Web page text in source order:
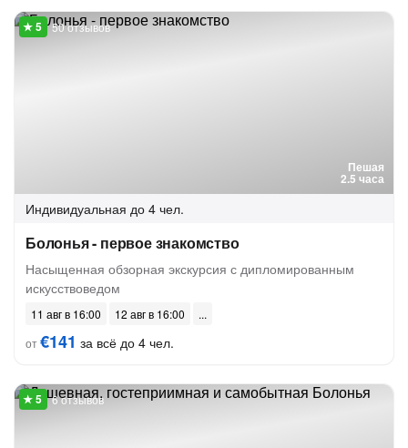
Пешая
2.5 часа
50 отзывов
Индивидуальная до 4 чел.
Болонья - первое знакомство
Насыщенная обзорная экскурсия с дипломированным
искусствоведом
11 авг в 16:00
12 авг в 16:00
от€141 за всё до 4 чел.
6 отзывов